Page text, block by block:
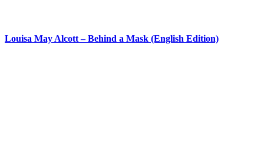
Louisa May Alcott – Behind a Mask (English Edition)